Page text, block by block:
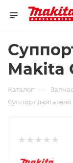
Makita
Каталог —
Суппорт